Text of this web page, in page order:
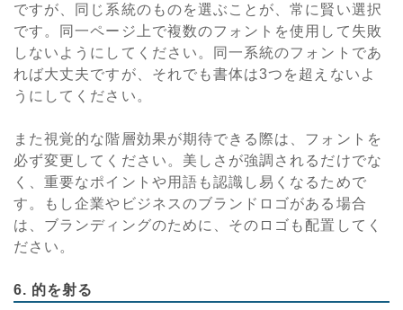
ですが、同じ系統のものを選ぶことが、常に賢い選択
です。同一ページ上で複数のフォントを使用して失敗
しないようにしてください。同一系統のフォントであ
れば大丈夫ですが、それでも書体は3つを超えないよ
うにしてください。
また視覚的な階層効果が期待できる際は、フォントを
必ず変更してください。美しさが強調されるだけでな
く、重要なポイントや用語も認識し易くなるためで
す。もし企業やビジネスのブランドロゴがある場合
は、ブランディングのために、そのロゴも配置してく
ださい。
6. 的を射る